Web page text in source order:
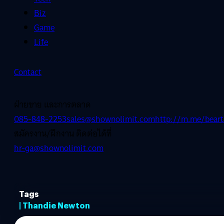
Biz
Game
Life
Contact
ฝ่ายขาย และการตลาด
085-848-2253sales@shownolimit.comhttp://m.me/
สมัครงาน/ฝึกงาน ติดต่อได้ที่
hr-ga@shownolimit.com
Tags
| Thandie Newton